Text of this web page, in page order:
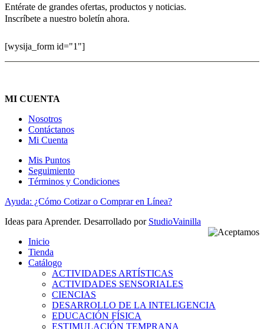
Entérate de grandes ofertas, productos y noticias.
Inscríbete a nuestro boletín ahora.
[wysija_form id="1"]
MI CUENTA
Nosotros
Contáctanos
Mi Cuenta
Mis Puntos
Seguimiento
Términos y Condiciones
Ayuda: ¿Cómo Cotizar o Comprar en Línea?
Ideas para Aprender. Desarrollado por StudioVainilla
Inicio
Tienda
Catálogo
ACTIVIDADES ARTÍSTICAS
ACTIVIDADES SENSORIALES
CIENCIAS
DESARROLLO DE LA INTELIGENCIA
EDUCACIÓN FÍSICA
ESTIMULACIÓN TEMPRANA